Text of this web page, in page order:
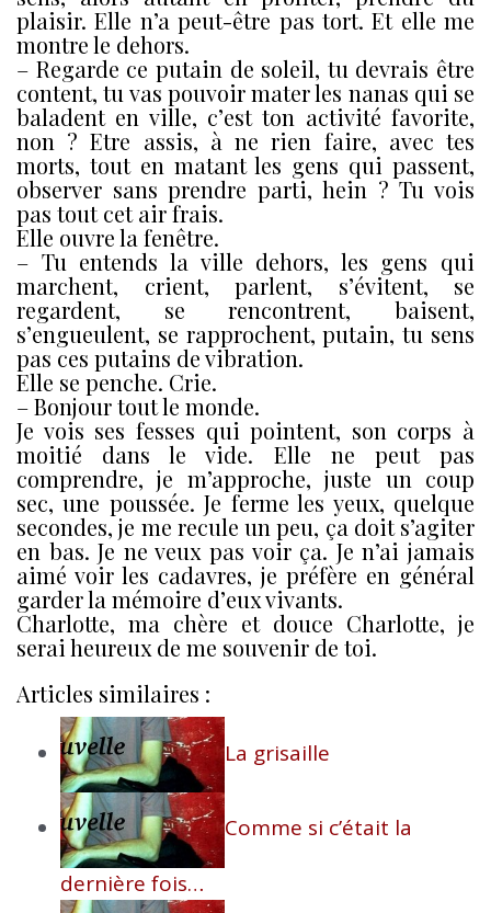
plaisir. Elle n’a peut-être pas tort. Et elle me
montre le dehors.
– Regarde ce putain de soleil, tu devrais être
content, tu vas pouvoir mater les nanas qui se
baladent en ville, c’est ton activité favorite,
non ? Etre assis, à ne rien faire, avec tes
morts, tout en matant les gens qui passent,
observer sans prendre parti, hein ? Tu vois
pas tout cet air frais.
Elle ouvre la fenêtre.
– Tu entends la ville dehors, les gens qui
marchent, crient, parlent, s’évitent, se
regardent, se rencontrent, baisent,
s’engueulent, se rapprochent, putain, tu sens
pas ces putains de vibration.
Elle se penche. Crie.
– Bonjour tout le monde.
Je vois ses fesses qui pointent, son corps à
moitié dans le vide. Elle ne peut pas
comprendre, je m’approche, juste un coup
sec, une poussée. Je ferme les yeux, quelque
secondes, je me recule un peu, ça doit s’agiter
en bas. Je ne veux pas voir ça. Je n’ai jamais
aimé voir les cadavres, je préfère en général
garder la mémoire d’eux vivants.
Charlotte, ma chère et douce Charlotte, je
serai heureux de me souvenir de toi.
Articles similaires :
La grisaille
Comme si c’était la
dernière fois…